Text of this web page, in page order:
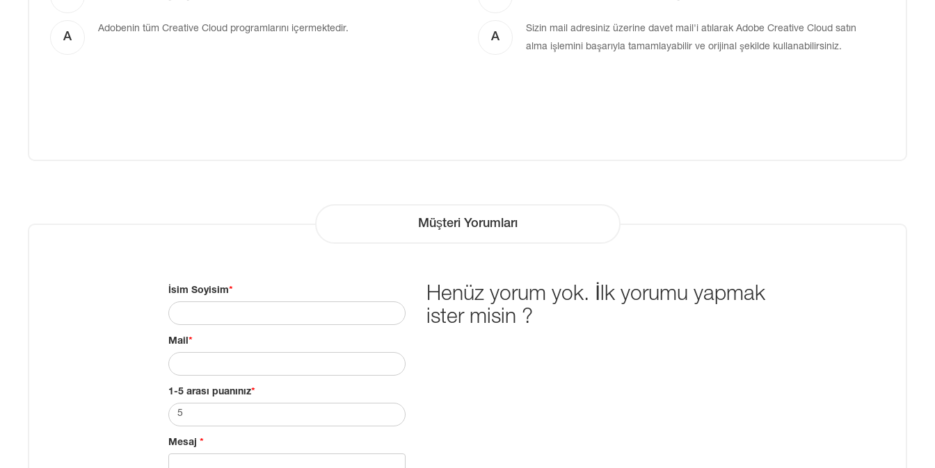
A
Adobenin tüm Creative Cloud programlarını içermektedir.
A
Sizin mail adresiniz üzerine davet mail'i atılarak Adobe Creative Cloud satın
alma işlemini başarıyla tamamlayabilir ve orijinal şekilde kullanabilirsiniz.
Müşteri Yorumları
İsim Soyisim*
Mail *
1-5 arası puanınız*
Mesaj *
Henüz yorum yok. İlk yorumu yapmak
ister misin ?